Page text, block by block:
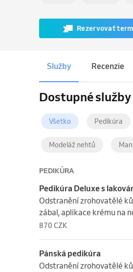
Rezervovať
Služby Recenzie
Dostupné služby
Všetko Pedikúra
Modeláž nehtů
PEDIKÚRA
Pedikúra Deluxe s
Odstranění zrohovatělé
zábal, aplikace krému na
870 CZK
Pánská pedikúra
Odstranění zrohovatělé